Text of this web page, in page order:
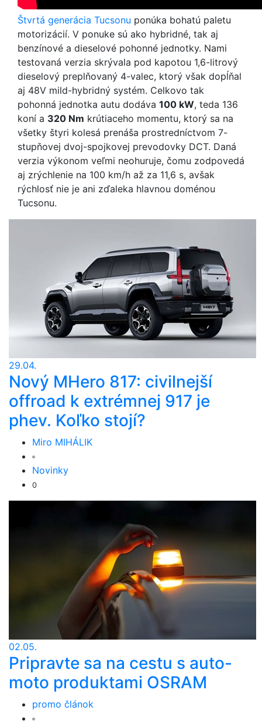
Štvrtá generácia Tucsonu ponúka bohatú paletu
motorizácií. V ponuke sú ako hybridné, tak aj
benzínové a dieselové pohonné jednotky. Nami
testovaná verzia skrývala pod kapotou 1,6-litrový
dieselový preplňovaný 4-valec, ktorý však dopĺňal
aj 48V mild-hybridný systém. Celkovo tak
pohonná jednotka autu dodáva 100 kW, teda 136
koní a 320 Nm krútiaceho momentu, ktorý sa na
všetky štyri kolesá prenáša prostredníctvom 7-
stupňovej dvoj-spojkovej prevodovky DCT. Daná
verzia výkonom veľmi neohuruje, čomu zodpovedá
aj zrýchlenie na 100 km/h až za 11,6 s, avšak
rýchlosť nie je ani zďaleka hlavnou doménou
Tucsonu.
29.04.
Nový MHero 817: civilnejší
offroad k extrémnej 917 je
phev. Koľko stojí?
Miro MIHÁLIK
Novinky
0
02.05.
Pripravte sa na cestu s auto-
moto produktami OSRAM
promo článok